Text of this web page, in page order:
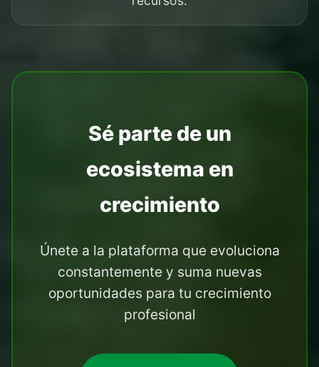
Sé parte de un
ecosistema en
crecimiento
Únete a la plataforma que evoluciona
constantemente y suma nuevas
oportunidades para tu crecimiento
profesional